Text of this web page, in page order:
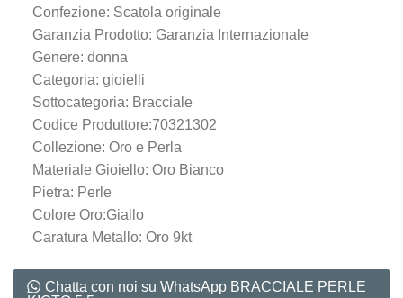
Confezione: Scatola originale
Garanzia Prodotto: Garanzia Internazionale
Genere: donna
Categoria: gioielli
Sottocategoria: Bracciale
Codice Produttore:70321302
Collezione: Oro e Perla
Materiale Gioiello: Oro Bianco
Pietra: Perle
Colore Oro:Giallo
Caratura Metallo: Oro 9kt
Chatta con noi su WhatsApp BRACCIALE PERLE